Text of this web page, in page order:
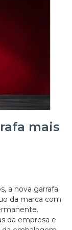
mais
a nova garrafa
da marca com
da empresa e